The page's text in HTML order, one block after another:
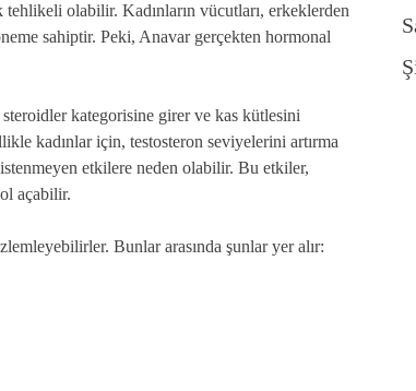
olabilir. Kadınların vücutları, erkeklerden
sahiptir. Peki, Anavar gerçekten hormonal
steroidler kategorisine girer ve kas kütlesini
kadınlar için, testosteron seviyelerini artırma
etkilere neden olabilir. Bu etkiler,
açabilir.
Bunlar arasında şunlar yer alır: